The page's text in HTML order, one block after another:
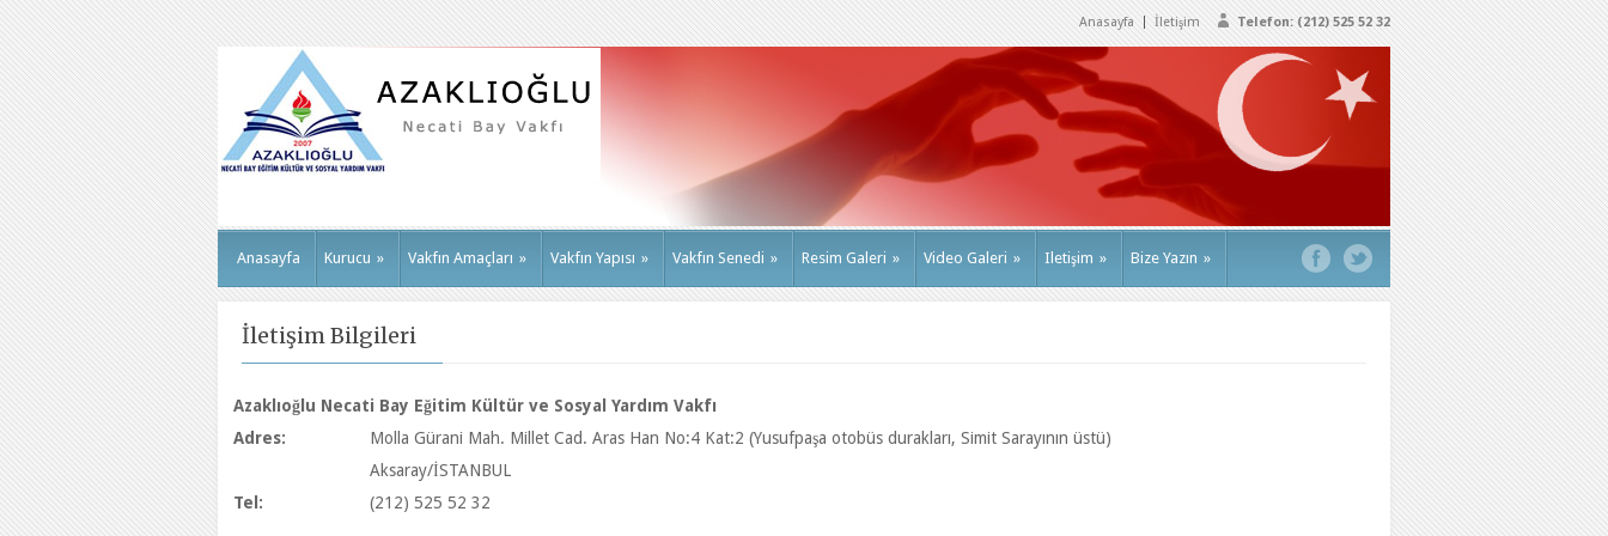
Telefon: (212) 525 52 32
Anasayfa İletişim
Anasayfa Kurucu » Vakfın Amaçları » Vakfın Yapısı » Vakfın Senedi » Resim Galeri » Video Galeri » Iletişim » Bize Yazın »
İletişim Bilgileri
Azaklıoğlu Necati Bay Eğitim Kültür ve Sosyal Yardım Vakfı
Adres:
Molla Gürani Mah. Millet Cad. Aras Han No:4 Kat:2 (Yusufpaşa otobüs durakları, Simit Sarayının üstü)
Aksaray/İSTANBUL
Tel:
(212) 525 52 32